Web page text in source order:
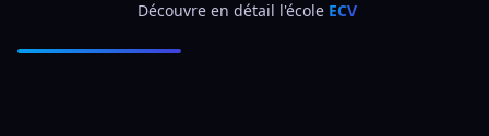
Découvre en détail l'école ECV